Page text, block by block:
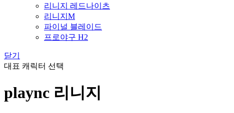
리니지 레드나이츠
리니지M
파이널 블레이드
프로야구 H2
닫기
대표 캐릭터 선택
plaync 리니지